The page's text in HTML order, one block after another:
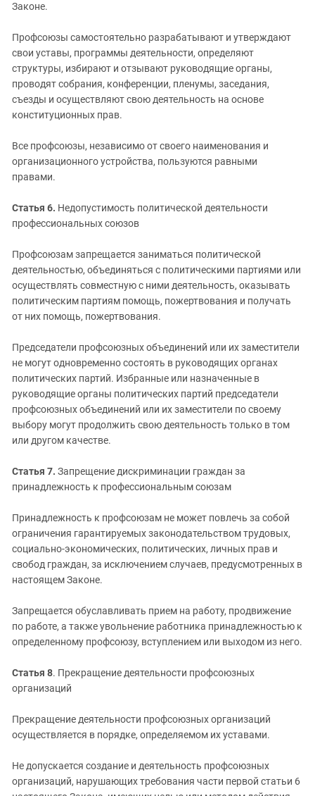
Законе.
Профсоюзы самостоятельно разрабатывают и утверждают
свои уставы, программы деятельности, определяют
структуры, избирают и отзывают руководящие органы,
проводят собрания, конференции, пленумы, заседания,
съезды и осуществляют свою деятельность на основе
конституционных прав.
Все профсоюзы, независимо от своего наименования и
организационного устройства, пользуются равными
правами.
Статья 6. Недопустимость политической деятельности
профессиональных союзов
Профсоюзам запрещается заниматься политической
деятельностью, объединяться с политическими партиями или
осуществлять совместную с ними деятельность, оказывать
политическим партиям помощь, пожертвования и получать
от них помощь, пожертвования.
Председатели профсоюзных объединений или их заместители
не могут одновременно состоять в руководящих органах
политических партий. Избранные или назначенные в
руководящие органы политических партий председатели
профсоюзных объединений или их заместители по своему
выбору могут продолжить свою деятельность только в том
или другом качестве.
Статья 7. Запрещение дискриминации граждан за
принадлежность к профессиональным союзам
Принадлежность к профсоюзам не может повлечь за собой
ограничения гарантируемых законодательством трудовых,
социально-экономических, политических, личных прав и
свобод граждан, за исключением случаев, предусмотренных в
настоящем Законе.
Запрещается обуславливать прием на работу, продвижение
по работе, а также увольнение работника принадлежностью к
определенному профсоюзу, вступлением или выходом из него.
Статья 8. Прекращение деятельности профсоюзных
организаций
Прекращение деятельности профсоюзных организаций
осуществляется в порядке, определяемом их уставами.
Не допускается создание и деятельность профсоюзных
организаций, нарушающих требования части первой статьи 6